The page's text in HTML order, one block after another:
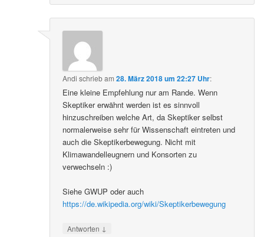
Andi schriebam28. März 2018 um 22:27 Uhr:
Eine kleine Empfehlung nur am Rande. Wenn
Skeptiker erwähnt werden ist es sinnvoll
hinzuschreiben welche Art, da Skeptiker selbst
normalerweise sehr für Wissenschaft eintreten und
auch die Skeptikerbewegung. Nicht mit
Klimawandelleugnern und Konsorten zu
verwechseln :)
Siehe GWUP oder auch
https://de.wikipedia.org/wiki/Skeptikerbewegung
Antworten ↓